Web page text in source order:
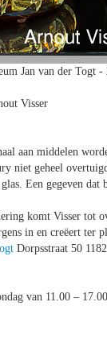
Jan van der Togt -
Visser
aan middelen
niet geheel
Een gegeven dat
komt Visser tot
in en creëert ter
Dorpsstraat 50
van 11.00 –